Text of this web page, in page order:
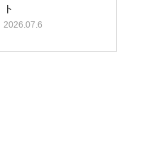
ト
2026.07.6